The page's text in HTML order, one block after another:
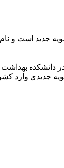
سویه «مو» موجب نگرانی است.نخستین بار
جدیدی وارد